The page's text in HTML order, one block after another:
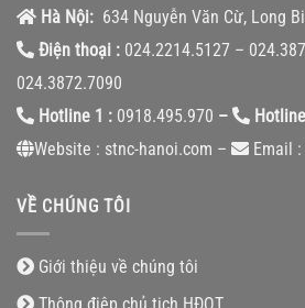
Hà Nội: 634 Nguyễn Văn Cừ, Long
Điện thoại : 024.2214.5127 –
024.3872.7090
Hotline 1 : 0918.495.970 –
Website : stnc-hanoi.com –
Email
VỀ CHÚNG TÔI
Giới thiệu về chúng tôi